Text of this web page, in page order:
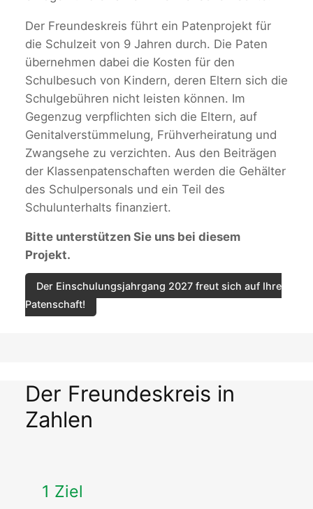
Der Freundeskreis führt ein Patenprojekt für
die Schulzeit von 9 Jahren durch. Die Paten
übernehmen dabei die Kosten für den
Schulbesuch von Kindern, deren Eltern sich die
Schulgebühren nicht leisten können. Im
Gegenzug verpflichten sich die Eltern, auf
Genitalverstümmelung, Frühverheiratung und
Zwangsehe zu verzichten. Aus den Beiträgen
der Klassenpatenschaften werden die Gehälter
des Schulpersonals und ein Teil des
Schulunterhalts finanziert.
Bitte unterstützen Sie uns bei diesem
Projekt.
Der Einschulungsjahrgang 2027 freut sich auf Ihre
Patenschaft!
Der Freundeskreis in
Zahlen
1 Ziel